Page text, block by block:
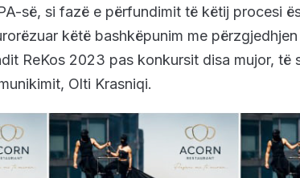
së, si fazë e përfundimit të këtij procesi
këtë bashkëpunim me
ReKos 2023 pas konkursit disa mujor, të
Olti Krasniqi.